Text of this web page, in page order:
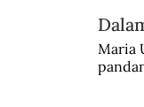
Maria